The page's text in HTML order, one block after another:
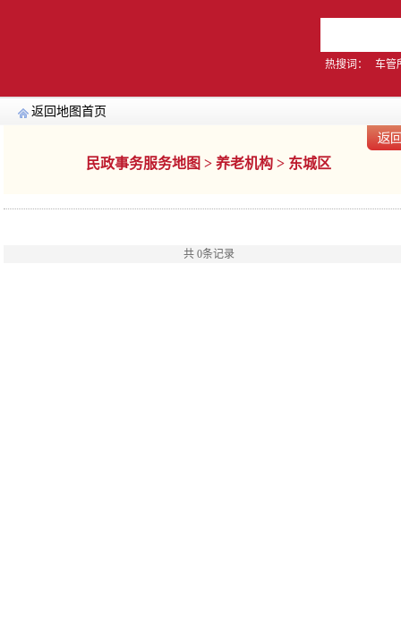
热搜词： 车管
返回地图首页
民政事务服务地图 > 养老机构 > 东城区
共 0条记录